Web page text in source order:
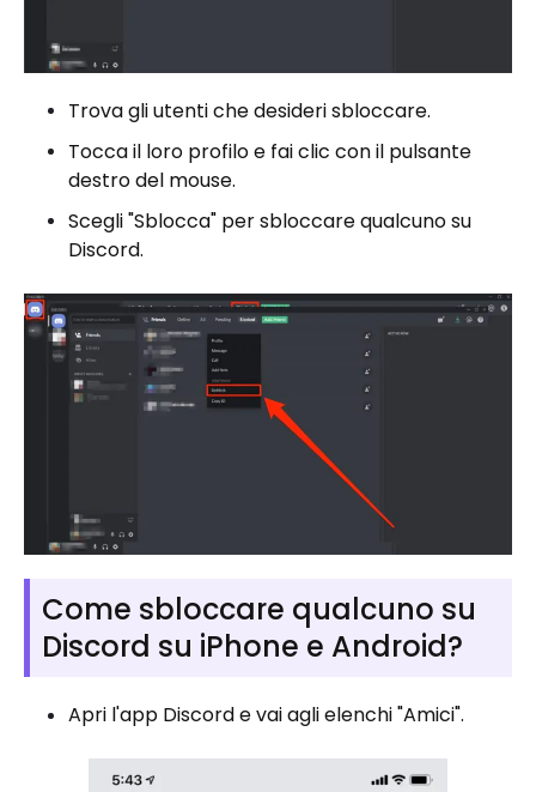
Trova gli utenti che desideri sbloccare.
Tocca il loro profilo e fai clic con il pulsante
destro del mouse.
Scegli "Sblocca" per sbloccare qualcuno su
Discord.
Come sbloccare qualcuno su
Discord su iPhone e Android?
Apri l'app Discord e vai agli elenchi "Amici".